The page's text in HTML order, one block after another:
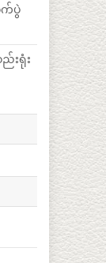
က်ပွဲ
းရုံး